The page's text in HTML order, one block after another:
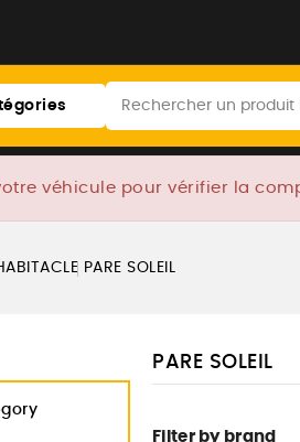
véhicule pour vérifier la
PARE SOLEIL
PARE SOLEIL
Filter by brand